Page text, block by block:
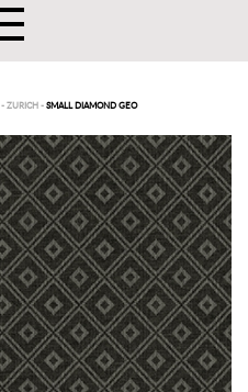
- ZURICH - SMALL DIAMOND GEO